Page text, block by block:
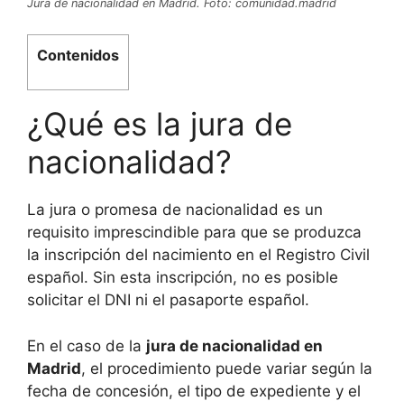
Jura de nacionalidad en Madrid. Foto: comunidad.madrid
Contenidos
¿Qué es la jura de
nacionalidad?
La jura o promesa de nacionalidad es un
requisito imprescindible para que se produzca
la inscripción del nacimiento en el Registro Civil
español. Sin esta inscripción, no es posible
solicitar el DNI ni el pasaporte español.
En el caso de la jura de nacionalidad en
Madrid, el procedimiento puede variar según la
fecha de concesión, el tipo de expediente y el